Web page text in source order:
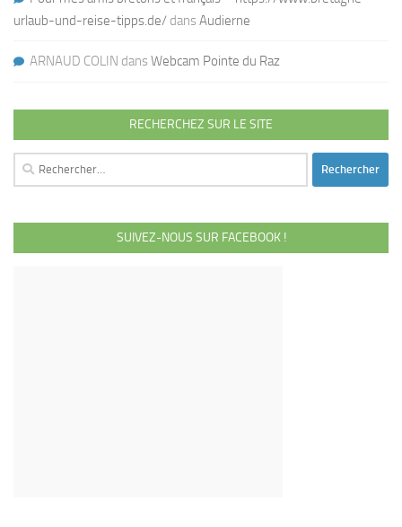
urlaub-und-reise-tipps.de/ dans Audierne
ARNAUD COLIN dans Webcam Pointe du Raz
RECHERCHEZ SUR LE SITE
Rechercher :
SUIVEZ-NOUS SUR FACEBOOK !